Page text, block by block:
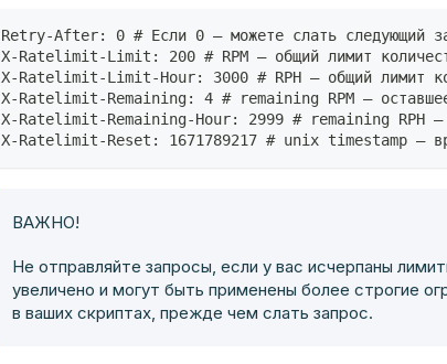
Retry-After: 0 # Если 0 — можете слать следующий
X-Ratelimit-Limit: 200 # RPM — общий лимит
X-Ratelimit-Limit-Hour: 3000 # RPH — общий лимит
X-Ratelimit-Remaining: 4 # remaining RPM —
X-Ratelimit-Remaining-Hour: 2999 # remaining RPH —
X-Ratelimit-Reset: 1671789217 # unix timestamp —
ВАЖНО!
Не отправляйте запросы, если у вас исчерпаны
увеличено и могут быть применены более строгие
в ваших скриптах, прежде чем слать запрос.